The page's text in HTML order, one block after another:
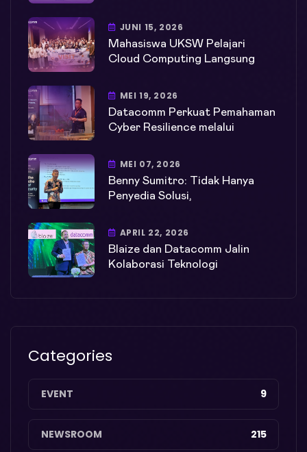
JUNI 15, 2026
Mahasiswa UKSW Pelajari
Cloud Computing Langsung
MEI 19, 2026
Datacomm Perkuat Pemahaman
Cyber Resilience melalui
MEI 07, 2026
Benny Sumitro: Tidak Hanya
Penyedia Solusi,
APRIL 22, 2026
Blaize dan Datacomm Jalin
Kolaborasi Teknologi
Categories
EVENT 9
NEWSROOM 215